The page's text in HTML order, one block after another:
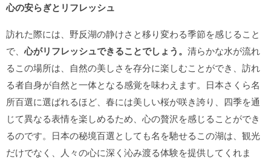
心の安らぎとリフレッシュ
訪れた際には、野反湖の静けさと移り変わる季節を感じること
で、心がリフレッシュできることでしょう。 清らかな水が流れ
るこの場所は、自然の美しさを存分に楽しむことができ、訪れ
る者自身が自然と一体となる感覚を味わえます。日本さくら名
所百選に選ばれるほど、春には美しい桜が咲き誇り、四季を通
じて異なる表情を楽しめるため、心の贅沢を感じることができ
るのです。日本の秘境百選としても名を馳せるこの湖は、観光
だけでなく、人々の心に深く沁み渡る体験を提供してくれま